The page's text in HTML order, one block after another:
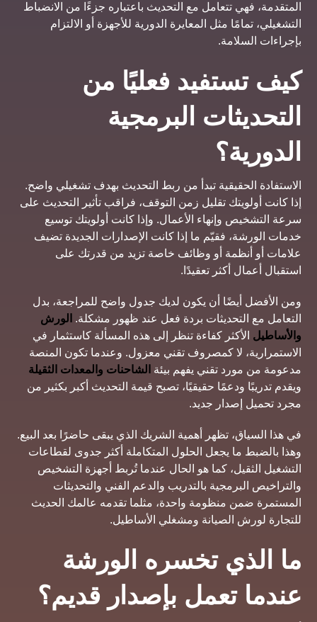
المتقدمة، فهي تتعامل مع التحديث باعتباره جزءًا من الانضباط
التشغيلي، تمامًا مثل المعايرة الدورية للأجهزة أو الالتزام
بإجراءات السلامة.
كيف تستفيد فعليًا من
التحديثات البرمجية
الدورية؟
الاستفادة الحقيقية تبدأ من ربط التحديث بهدف تشغيلي واضح.
إذا كانت أولويتك تقليل زمن التوقف، فراقب تأثير التحديث على
سرعة التشخيص وإنهاء الأعمال. وإذا كانت أولويتك توسيع
خدمات الورشة، فقيّم ما إذا كانت الإصدارات الجديدة تضيف
علامات أو أنظمة أو وظائف خاصة تزيد من قدرتك على
استقبال أعمال أكثر تعقيدًا.
ومن الأفضل أيضًا أن يكون لديك جدول واضح للمراجعة، بدل
التعامل مع التحديثات بردة فعل عند ظهور مشكلة. الورش
والأساطيل الأكثر كفاءة تنظر إلى هذه المسألة كاستثمار في
الاستمرارية، لا كمصروف تقني معزول. وعندما تكون المنصة
مدعومة من مورد تقني يفهم بيئة الشاحنات والمعدات الثقيلة
ويقدم تدريبًا ودعمًا حقيقيًا، تصبح قيمة التحديث أكبر بكثير من
مجرد تحميل إصدار جديد.
في هذا السياق، تظهر أهمية الشريك الذي يبقى حاضرًا بعد البيع.
وهذا بالضبط ما يجعل الحلول المتكاملة أكثر جدوى لقطاعات
التشغيل الثقيل، كما هو الحال عندما تُربط أجهزة التشخيص
والتراخيص البرمجية بالتدريب والدعم الفني والتحديثات
المستمرة ضمن منظومة واحدة، مثلما تقدمه عالمك الحديث
للتجارة لورش الصيانة ومشغلي الأساطيل.
ما الذي تخسره الورشة
عندما تعمل بإصدار قديم؟